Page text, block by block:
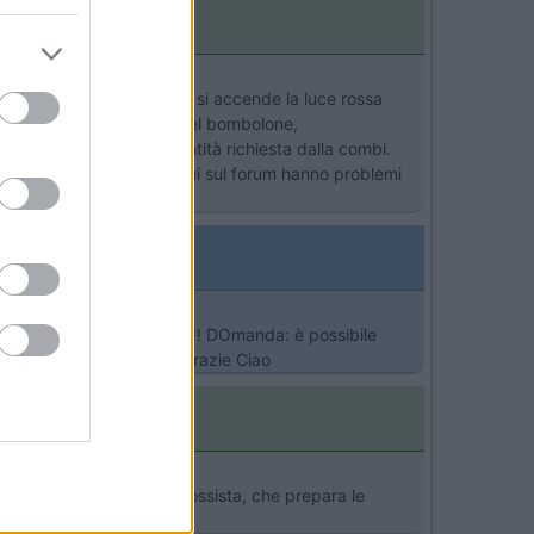
quando va in blocco e si accende la luce rossa
del gas contenuto nel bombolone,
a gassificare la quantità richiesta dalla combi.
perche tanti che qui sul forum hanno problemi
alcun problema!!! DOmanda: è possibile
o basso Piemonte? Grazie Ciao
accedere al grossista, che prepara le